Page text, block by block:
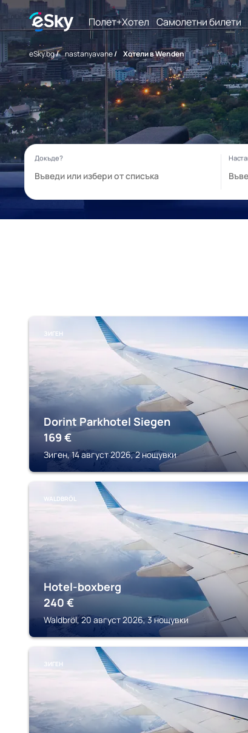
Полет+Хотел Самолетни билети
eSky.bg/ nastanyavane/ Хотели в Wenden
ЗИГЕН
Dorint Parkhotel Siegen
169 €
Зиген, 14 август 2026, 2 нощувки
WALDBRÖL
Hotel-boxberg
240 €
Waldbröl, 20 август 2026, 3 нощувки
ЗИГЕН